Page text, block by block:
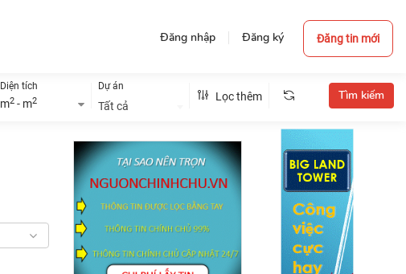
Đăng nhập Đăng ký Đăng tin mới
Diện tích
m2 - m2
Dự án
Tất cả
Lọc thêm